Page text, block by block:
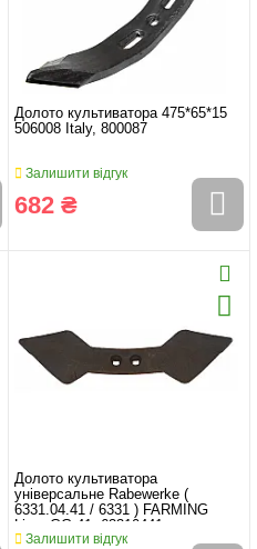
Долото культиватора 475*65*15
506008 Italy, 800087
Залишити відгук
682 ₴
Долото культиватора
універсальне Rabewerke (
6331.04.41 / 6331 ) FARMING
Line, GG-41, 63310441
Залишити відгук